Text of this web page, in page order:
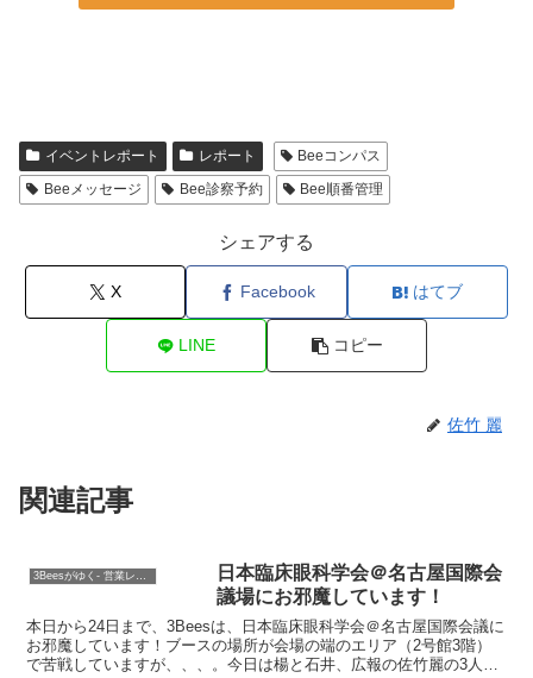
イベントレポート レポート
Beeコンパス
Beeメッセージ
Bee診察予約 Bee順番管理
シェアする
X Facebook はてブ
LINE コピー
佐竹 麗
関連記事
3Beesがゆく- 営業レポート
日本臨床眼科学会＠名古屋国際会
議場にお邪魔しています！
本日から24日まで、3Beesは、日本臨床眼科学会＠名古屋国際会議に
お邪魔しています！ブースの場所が会場の端のエリア（2号館3階）
で苦戦していますが、、、。今日は楊と石井、広報の佐竹麗の3人で